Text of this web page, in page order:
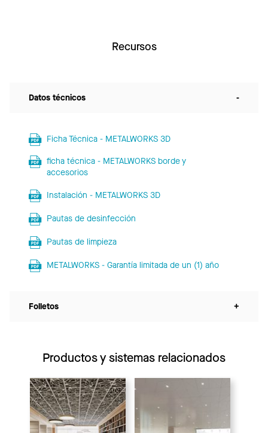
Recursos
Datos técnicos -
Ficha Técnica - METALWORKS 3D
ficha técnica - METALWORKS borde y
accesorios
Instalación - METALWORKS 3D
Pautas de desinfección
Pautas de limpieza
METALWORKS - Garantía limitada de un (1) año
Folletos +
Productos y sistemas relacionados